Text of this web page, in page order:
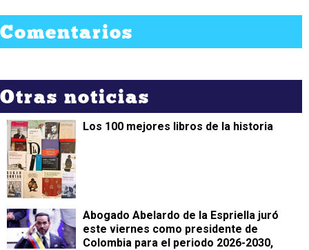
Comentarios
Otras noticias
Los 100 mejores libros de la historia
Abogado Abelardo de la Espriella juró
este viernes como presidente de
Colombia para el periodo 2026-2030,